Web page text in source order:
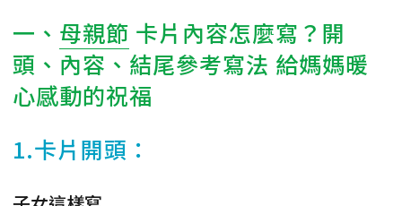
一、 母親節 卡片內容怎麼寫？開
頭、內容、結尾參考寫法 給媽媽暖
心感動的祝福
1.卡片開頭：